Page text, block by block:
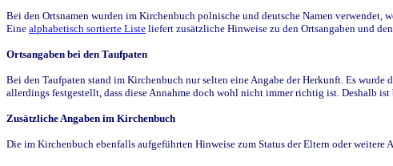
Bei den Ortsnamen wurden im Kirchenbuch polnische und deutsche Namen verwendet,
Eine alphabetisch sortierte Liste liefert zusätzliche Hinweise zu den Ortsangaben und
Ortsangaben bei den Taufpaten
Bei den Taufpaten stand im Kirchenbuch nur selten eine Angabe der Herkunft. Es
allerdings festgestellt, dass diese Annahme doch wohl nicht immer richtig ist. Deshalb
Zusätzliche Angaben im Kirchenbuch
Die im Kirchenbuch ebenfalls aufgeführten Hinweise zum Status der Eltern oder weitere